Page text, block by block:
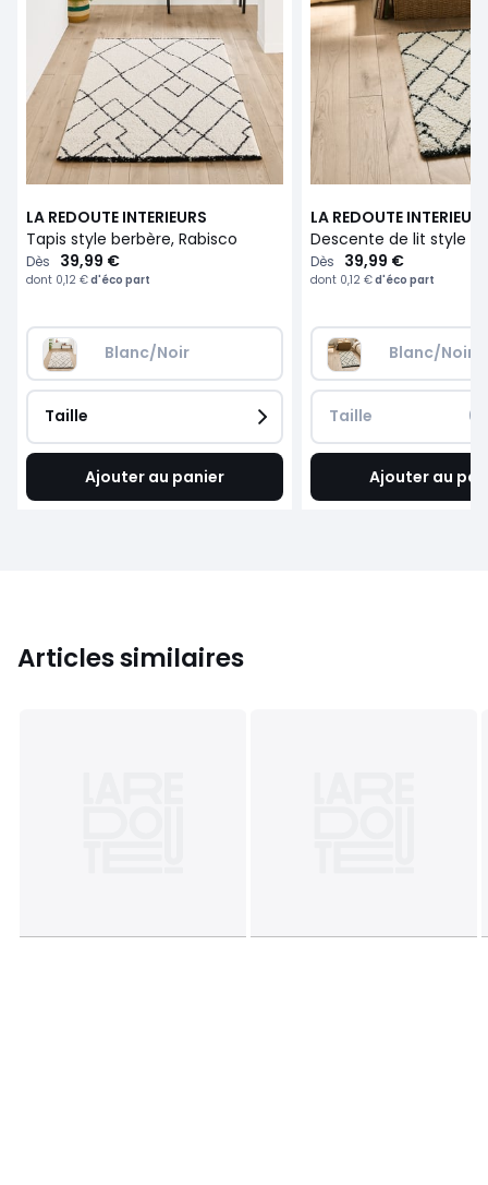
LA REDOUTE INTERIEURS
Tapis style berbère, Rabisco
Dès 39,99 €
dont 0,12 €d'éco part
Blanc/Noir
Taille
Ajouter au panier
LA REDOUTE
Dès 39,99 €
dont 0,12 €d'éco part
Blanc/Noir
Taille
Ajouter au
Articles similaires